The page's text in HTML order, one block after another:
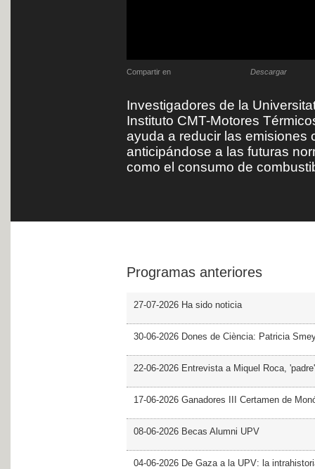
Compartir en Descargar
Investigadores de la
Instituto CMT-Motores
ayuda a reducir las emisiones
anticipándose a las futuras
como el consumo de
Programas anteriores
27-07-2026 Ha sido noticia
30-06-2026 Dones de Ciència: Patricia
22-06-2026 Entrevista a Miquel Roca,
17-06-2026 Ganadores III Certamen de
08-06-2026 Becas Alumni UPV
04-06-2026 De Gaza a la UPV: la